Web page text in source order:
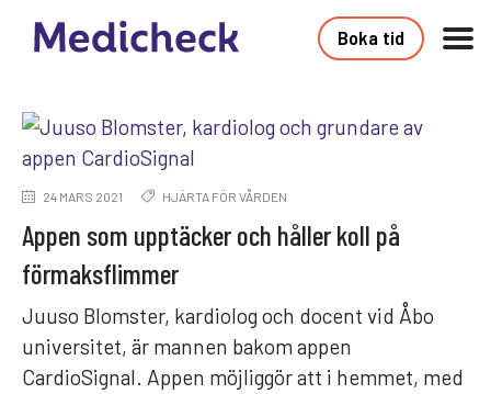
Boka tid
24 MARS 2021 HJÄRTA FÖR VÅRDEN
Appen som upptäcker och håller koll på
förmaksflimmer
Juuso Blomster, kardiolog och docent vid Åbo
universitet, är mannen bakom appen
CardioSignal. Appen möjliggör att i hemmet, med